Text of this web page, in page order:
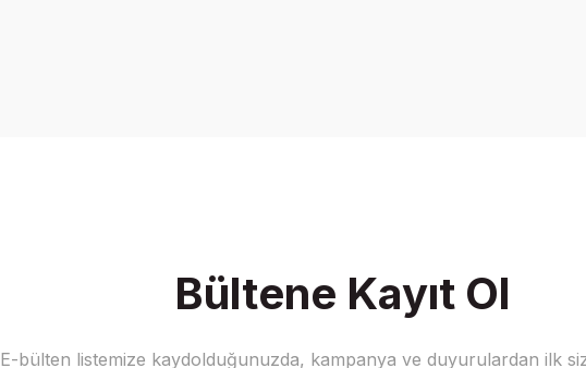
Bültene Kayıt Ol
E-bülten listemize kaydolduğunuzda, kampanya ve duyurulardan ilk